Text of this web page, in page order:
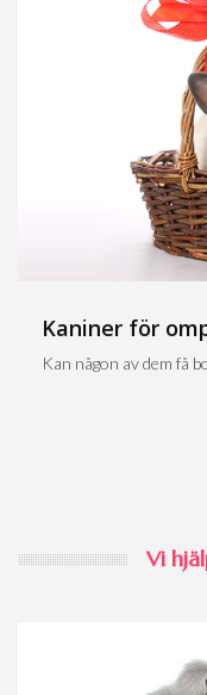
Kaniner för
Kan någon av dem få
Vi